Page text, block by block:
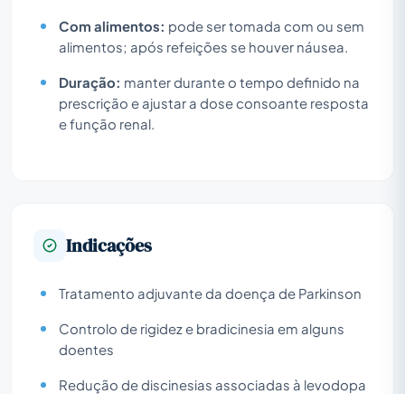
Com alimentos: pode ser tomada com ou sem
alimentos; após refeições se houver náusea.
Duração: manter durante o tempo definido na
prescrição e ajustar a dose consoante resposta
e função renal.
Indicações
Tratamento adjuvante da doença de Parkinson
Controlo de rigidez e bradicinesia em alguns
doentes
Redução de discinesias associadas à levodopa